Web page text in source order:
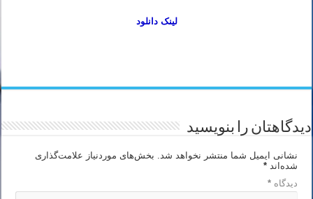
لینک دانلود
دیدگاهتان را بنویسید
نشانی ایمیل شما منتشر نخواهد شد.
بخش‌های موردنیاز علامت‌گذاری
شده‌اند*
دیدگاه*